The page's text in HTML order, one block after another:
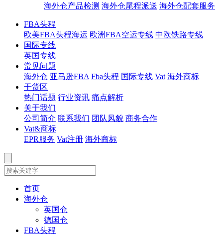
海外仓产品检测 海外仓尾程派送 海外仓配套服务
FBA头程
欧美FBA头程海运 欧洲FBA空运专线 中欧铁路专线
国际专线
英国专线
常见问题
海外仓 亚马逊FBA Fba头程 国际专线 Vat 海外商标
干货区
热门话题 行业资讯 痛点解析
关于我们
公司简介 联系我们 团队风貌 商务合作
Vat&商标
EPR服务 Vat注册 海外商标
首页
海外仓
英国仓
德国仓
FBA头程